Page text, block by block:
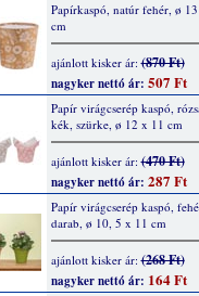
Papírkaspó, natúr fehér, ø
cm
ajánlott kisker ár:(870 Ft)
nagyker nettó ár: 507 Ft
Papír virágcserép kaspó,
kék, szürke, ø 12 x 11 cm
ajánlott kisker ár:(470 Ft)
nagyker nettó ár: 287 Ft
Papír virágcserép kaspó,
darab, ø 10, 5 x 11 cm
ajánlott kisker ár:(268 Ft)
nagyker nettó ár: 164 Ft